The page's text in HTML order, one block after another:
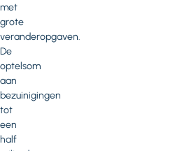
met
grote
veranderopgaven.
De
optelsom
aan
bezuinigingen
tot
een
half